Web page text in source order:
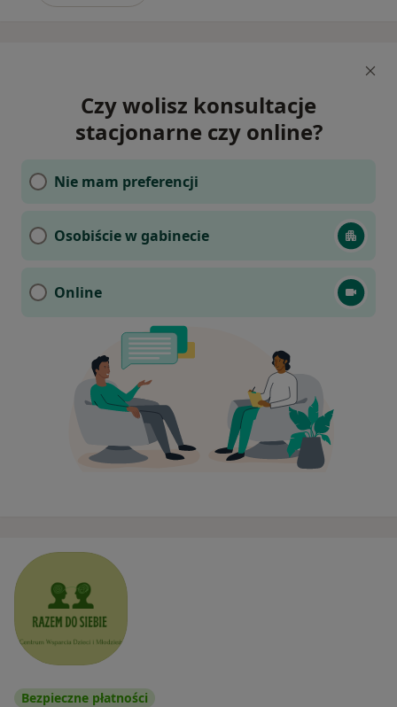
Czy wolisz konsultacje
stacjonarne czy online?
Nie mam preferencji
Osobiście w gabinecie
Online
Bezpieczne płatności